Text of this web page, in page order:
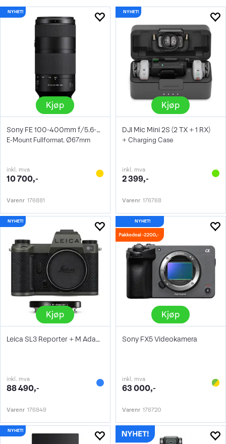
Kjøp
Sony FE 100-400mm f/5.6-8 OSS
E-Mount Fullformat. Ø67mm
inkl. mva
10 700,-
Varenr 176881
Kjøp
DJI Mic Mini 2S (2 TX + 1 RX)
+ Charging Case
inkl. mva
2 399,-
Varenr 176768
Kjøp
Leica SL3 Reporter + M Adapter L
inkl. mva
88 490,-
Varenr 176849
Kjøp
Sony FX5 Videokamera
inkl. mva
63 000,-
Varenr 176720